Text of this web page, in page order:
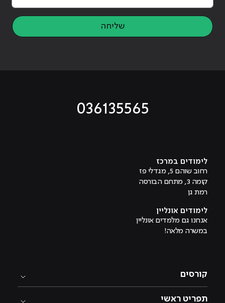
שליחה
036135565
לימודים במרכז
רחוב שוהם 5, מגדלי פז
קומה 3, מתחם הבורסה
רמת גן
לימודים אונליין
אנחנו גם מלמדים אונליין
במשרה מלאה!
קורסים
תפריט ראשי